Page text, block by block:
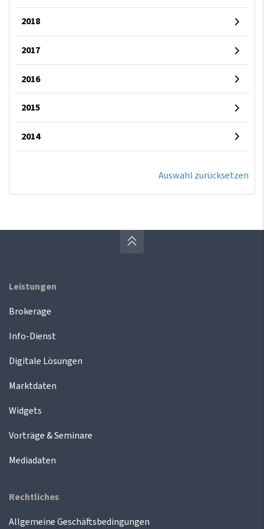
2018
2017
2016
2015
2014
Auswahl zurücksetzen
Leistungen
Brokerage
Info-Dienst
Digitale Lösungen
Marktdaten
Widgets
Vorträge & Seminare
Mediadaten
Rechtliches
Allgemeine Geschäftsbedingungen